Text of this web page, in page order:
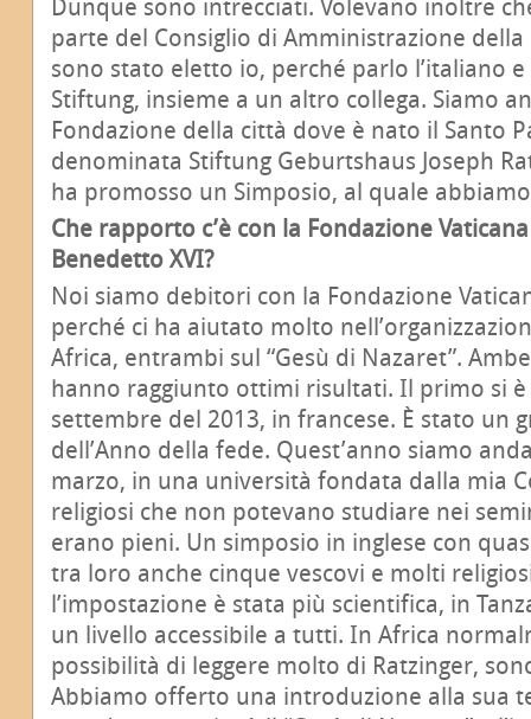
Dunque sono intrecciati. Volevano inoltre
parte del Consiglio di Amministrazione della
sono stato eletto io, perché parlo l’italiano
Stiftung, insieme a un altro collega. Siamo
Fondazione della città dove è nato il Santo
denominata Stiftung Geburtshaus Joseph
ha promosso un Simposio, al quale
Che rapporto c’è con la Fondazione
Benedetto XVI?
Noi siamo debitori con la Fondazione
perché ci ha aiutato molto
Africa, entrambi sul “Gesù di Nazaret”.
hanno raggiunto ottimi risultati. Il primo si
settembre del 2013, in francese. È stato un
dell’Anno della fede. Quest’anno siamo
marzo, in una università fondata dalla mia
religiosi che non potevano studiare nei
erano pieni. Un simposio in inglese con
tra loro anche cinque vescovi e molti
l’impostazione è stata più scientifica, in
un livello accessibile a tutti. In Africa
possibilità di leggere molto di Ratzinger,
Abbiamo offerto una introduzione alla sua